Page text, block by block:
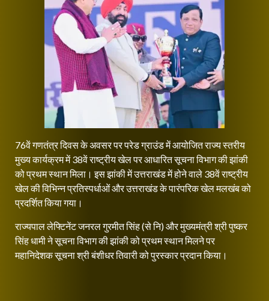
76वें गणतंत्र दिवस के अवसर पर परेड ग्राउंड में आयोजित राज्य स्तरीय
मुख्य कार्यक्रम में 38वें राष्ट्रीय खेल पर आधारित सूचना विभाग की झांकी
को प्रथम स्थान मिला। इस झांकी में उत्तराखंड में होने वाले 38वें राष्ट्रीय
खेल की विभिन्न प्रतिस्पर्धाओं और उत्तराखंड के पारंपरिक खेल मलखंब को
प्रदर्शित किया गया।
राज्यपाल लेफ्टिनेंट जनरल गुरमीत सिंह (से नि) और मुख्यमंत्री श्री पुष्कर
सिंह धामी ने सूचना विभाग की झांकी को प्रथम स्थान मिलने पर
महानिदेशक सूचना श्री बंशीधर तिवारी को पुरस्कार प्रदान किया।